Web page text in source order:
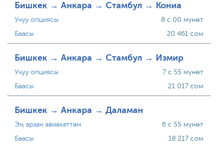
Бишкек → Анкара → Стамбул → Кониа
Учуу опциясы
Баасы
8 с 00 мүнөт
20 461 сом
Бишкек → Анкара → Стамбул → Измир
Учуу опциясы
Баасы
7 с 55 мүнөт
21 017 сом
Бишкек → Анкара → Даламан
Эң арзан авиакаттам
Баасы
6 с 55 мүнөт
18 217 сом